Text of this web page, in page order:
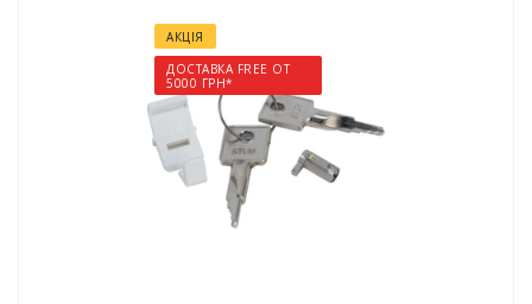
АКЦІЯ
ДОСТАВКА FREE ОТ
5000 ГРН*